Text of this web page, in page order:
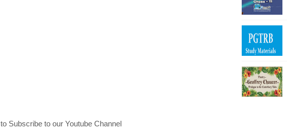
to Subscribe to our Youtube Channel